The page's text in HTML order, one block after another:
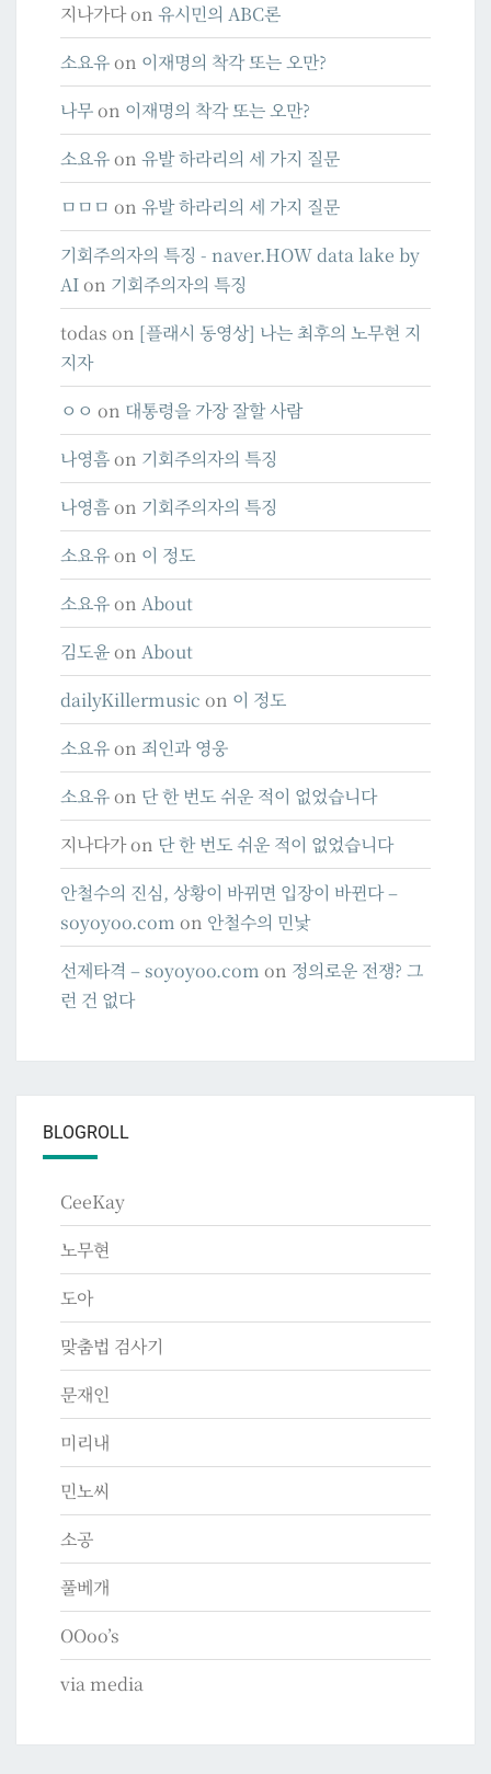
지나가다on 유시민의 ABC론
소요유on 이재명의 착각 또는 오만?
나무on 이재명의 착각 또는 오만?
소요유on 유발 하라리의 세 가지 질문
ㅁㅁㅁ on 유발 하라리의 세 가지 질문
기회주의자의 특징 - naver.HOW data lake by
AIon 기회주의자의 특징
todas on [플래시 동영상] 나는 최후의 노무현 지
지자
ㅇㅇ on 대통령을 가장 잘할 사람
나영흠on 기회주의자의 특징
나영흠on 기회주의자의 특징
소요유on 이 정도
소요유on About
김도윤on About
dailyKillermusic on 이 정도
소요유on 죄인과 영웅
소요유on 단 한 번도 쉬운 적이 없었습니다
지나다가on 단 한 번도 쉬운 적이 없었습니다
안철수의 진심, 상황이 바뀌면 입장이 바뀐다 –
soyoyoo.com on 안철수의 민낯
선제타격 – soyoyoo.com on 정의로운 전쟁? 그
런 건 없다
BLOGROLL
CeeKay
노무현
도아
맞춤법 검사기
문재인
미리내
민노씨
소공
풀베개
OOoo’s
via media